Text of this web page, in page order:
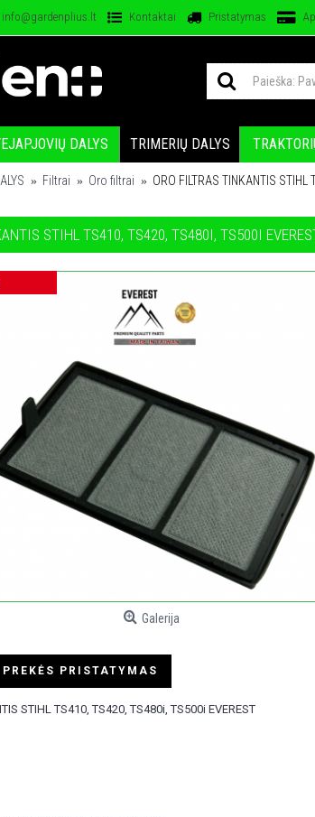
info@gardenplius.lt Kontaktai Pristatymas
DALYS TRIMERIŲ DALYS
Filtrai Oro filtrai ORO FILTRAS TINKANTIS
STIHL TS410, TS420, TS480I, TS500I
Galerija
PREKĖS PRISTATYMAS
STIHL TS410, TS420, TS480i, TS500i EVEREST